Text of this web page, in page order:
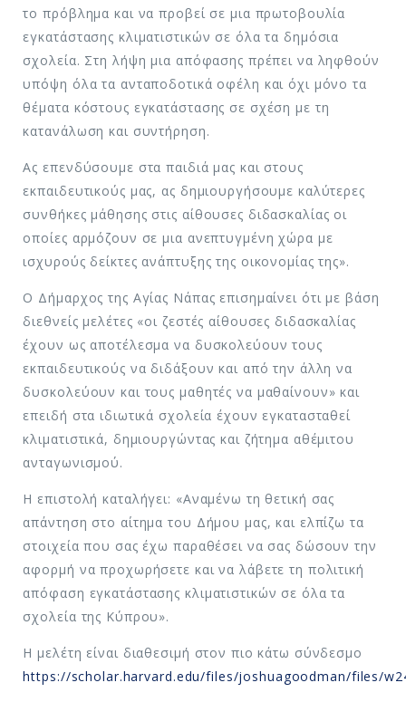
το πρόβλημα και να προβεί σε μια πρωτοβουλία
εγκατάστασης κλιματιστικών σε όλα τα δημόσια
σχολεία. Στη λήψη μια απόφασης πρέπει να ληφθούν
υπόψη όλα τα ανταποδοτικά οφέλη και όχι μόνο τα
θέματα κόστους εγκατάστασης σε σχέση με τη
κατανάλωση και συντήρηση.
Ας επενδύσουμε στα παιδιά μας και στους
εκπαιδευτικούς μας, ας δημιουργήσουμε καλύτερες
συνθήκες μάθησης στις αίθουσες διδασκαλίας οι
οποίες αρμόζουν σε μια ανεπτυγμένη χώρα με
ισχυρούς δείκτες ανάπτυξης της οικονομίας της».
Ο Δήμαρχος της Αγίας Νάπας επισημαίνει ότι με βάση
διεθνείς μελέτες «οι ζεστές αίθουσες διδασκαλίας
έχουν ως αποτέλεσμα να δυσκολεύουν τους
εκπαιδευτικούς να διδάξουν και από την άλλη να
δυσκολεύουν και τους μαθητές να μαθαίνουν» και
επειδή στα ιδιωτικά σχολεία έχουν εγκατασταθεί
κλιματιστικά, δημιουργώντας και ζήτημα αθέμιτου
ανταγωνισμού.
Η επιστολή καταλήγει: «Αναμένω τη θετική σας
απάντηση στο αίτημα του Δήμου μας, και ελπίζω τα
στοιχεία που σας έχω παραθέσει να σας δώσουν την
αφορμή να προχωρήσετε και να λάβετε τη πολιτική
απόφαση εγκατάστασης κλιματιστικών σε όλα τα
σχολεία της Κύπρου».
Η μελέτη είναι διαθεσιμή στον πιο κάτω σύνδεσμο
https://scholar.harvard.edu/files/joshuagoodman/files/